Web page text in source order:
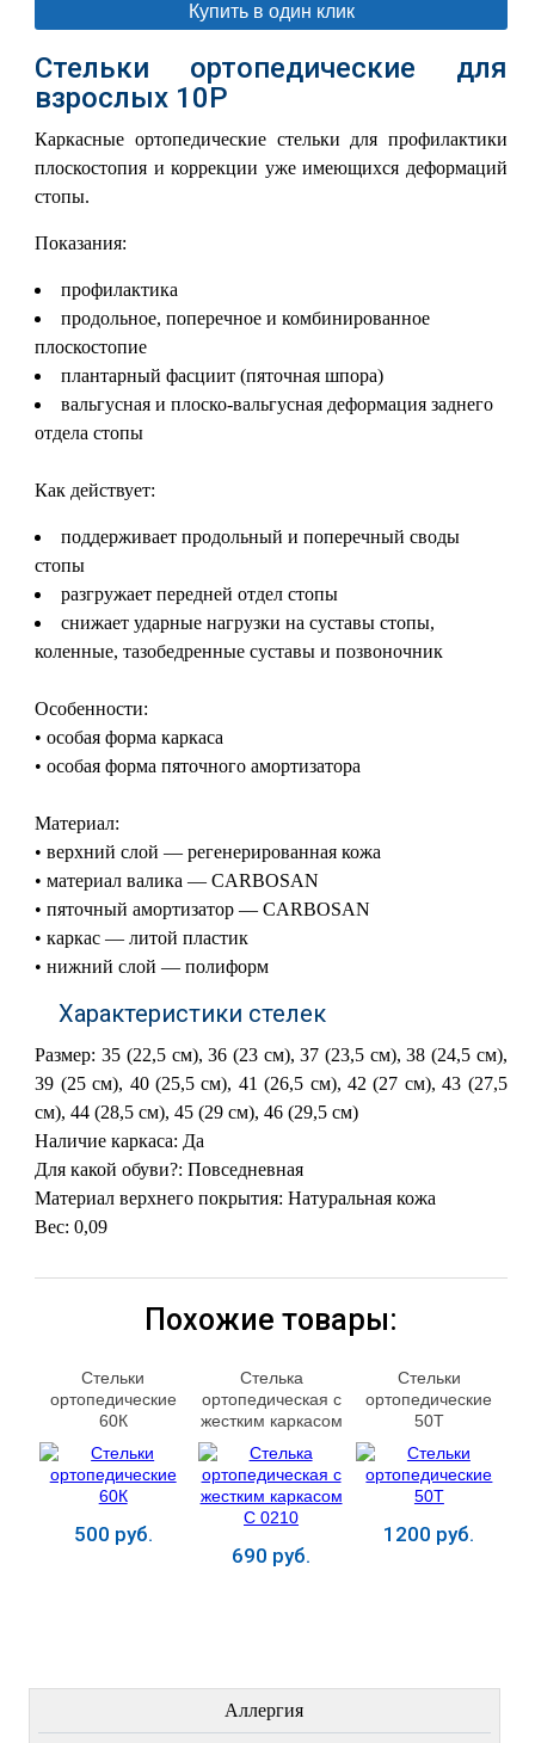
Купить в один клик
Стельки ортопедические для
взрослых 10P
Каркасные ортопедические стельки для профилактики
плоскостопия и коррекции уже имеющихся деформаций
стопы.
Показания:
профилактика
продольное, поперечное и комбинированное
плоскостопие
плантарный фасциит (пяточная шпора)
вальгусная и плоско-вальгусная деформация заднего
отдела стопы
Как действует:
поддерживает продольный и поперечный своды
стопы
разгружает передней отдел стопы
снижает ударные нагрузки на суставы стопы,
коленные, тазобедренные суставы и позвоночник
Особенности:
• особая форма каркаса
• особая форма пяточного амортизатора
Материал:
• верхний слой — регенерированная кожа
• материал валика — CARBOSAN
• пяточный амортизатор — CARBOSAN
• каркас — литой пластик
• нижний слой — полиформ
Характеристики стелек
Размер: 35 (22,5 см), 36 (23 см), 37 (23,5 см), 38 (24,5 см),
39 (25 см), 40 (25,5 см), 41 (26,5 см), 42 (27 см), 43 (27,5
см), 44 (28,5 см), 45 (29 см), 46 (29,5 см)
Наличие каркаса: Да
Для какой обуви?: Повседневная
Материал верхнего покрытия: Натуральная кожа
Вес: 0,09
Похожие товары:
Стельки
ортопедические
60К
500 руб.
Стелька
ортопедическая с
жестким каркасом
690 руб.
Стельки
ортопедические
50T
1200 руб.
Аллергия